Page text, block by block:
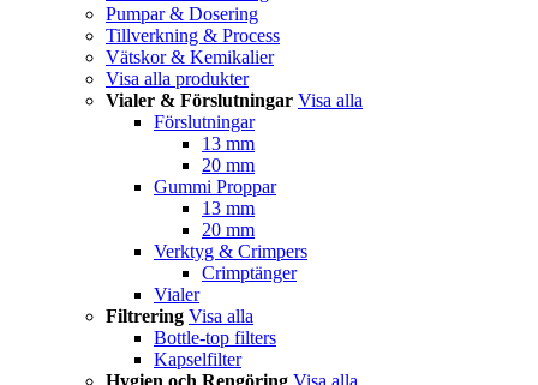
Pumpar & Dosering
Tillverkning & Process
Vätskor & Kemikalier
Visa alla produkter
Vialer & Förslutningar Visa alla
Förslutningar
13 mm
20 mm
Gummi Proppar
13 mm
20 mm
Verktyg & Crimpers
Crimptänger
Vialer
Filtrering Visa alla
Bottle-top filters
Kapselfilter
Hygien och Rengöring Visa alla